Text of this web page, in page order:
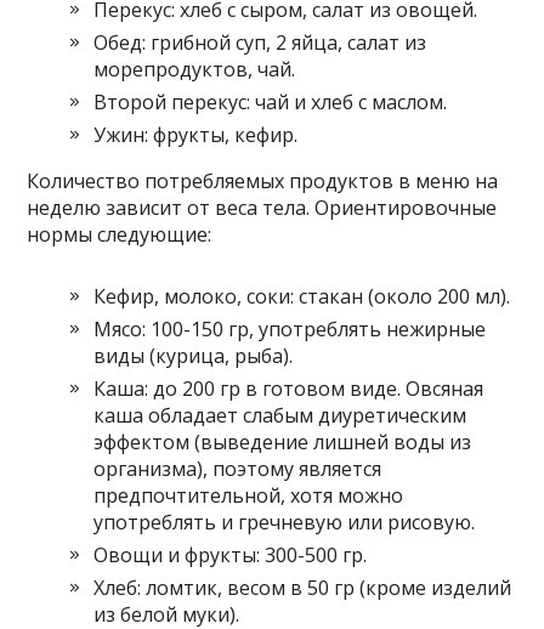
Перекус: хлеб с сыром, салат из овощей.
Обед: грибной суп, 2 яйца, салат из
морепродуктов, чай.
Второй перекус: чай и хлеб с маслом.
Ужин: фрукты, кефир.
Количество потребляемых продуктов в меню на
неделю зависит от веса тела. Ориентировочные
нормы следующие:
Кефир, молоко, соки: стакан (около 200 мл).
Мясо: 100-150 гр, употреблять нежирные
виды (курица, рыба).
Каша: до 200 гр в готовом виде. Овсяная
каша обладает слабым диуретическим
эффектом (выведение лишней воды из
организма), поэтому является
предпочтительной, хотя можно
употреблять и гречневую или рисовую.
Овощи и фрукты: 300-500 гр.
Хлеб: ломтик, весом в 50 гр (кроме изделий
из белой муки).